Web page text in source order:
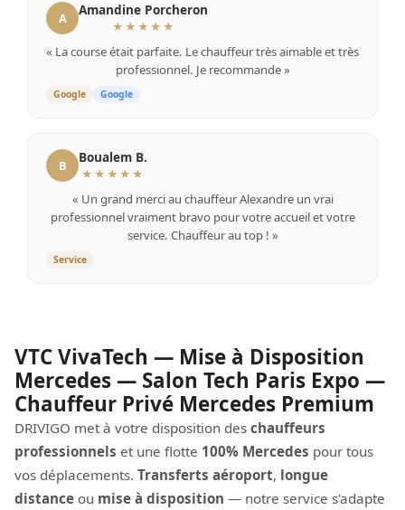
A Amandine Porcheron
★★★★★
« La course était parfaite. Le chauffeur très aimable et très
professionnel. Je recommande »
Google Google
B Boualem B.
★★★★★
« Un grand merci au chauffeur Alexandre un vrai
professionnel vraiment bravo pour votre accueil et votre
service. Chauffeur au top ! »
Service
VTC VivaTech — Mise à Disposition
Mercedes — Salon Tech Paris Expo —
Chauffeur Privé Mercedes Premium
DRIVIGO met à votre disposition des chauffeurs
professionnels et une flotte 100% Mercedes pour tous
vos déplacements. Transferts aéroport, longue
distance ou mise à disposition — notre service s'adapte